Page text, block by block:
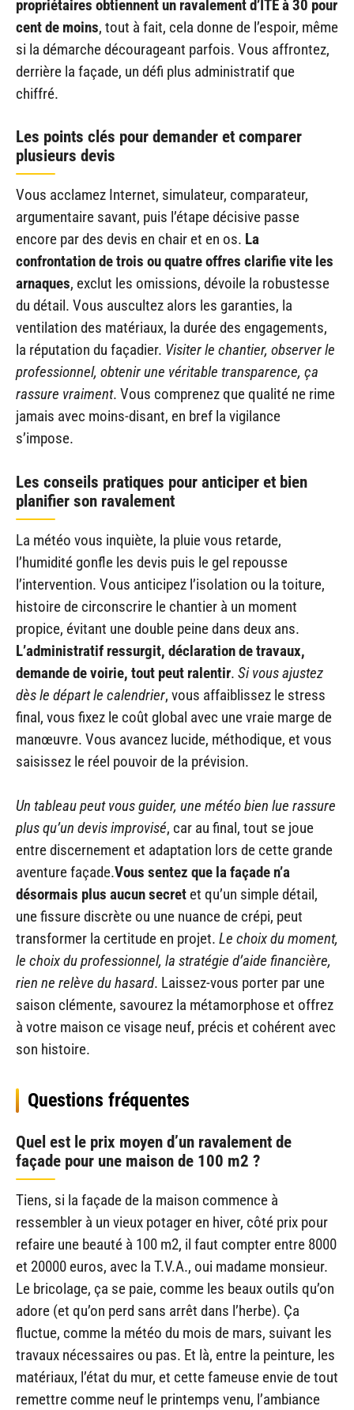
propriétaires obtiennent un ravalement d’ITE à 30 pour
cent de moins, tout à fait, cela donne de l’espoir, même
si la démarche décourageant parfois. Vous affrontez,
derrière la façade, un défi plus administratif que
chiffré.
Les points clés pour demander et comparer
plusieurs devis
Vous acclamez Internet, simulateur, comparateur,
argumentaire savant, puis l’étape décisive passe
encore par des devis en chair et en os. La
confrontation de trois ou quatre offres clarifie vite les
arnaques, exclut les omissions, dévoile la robustesse
du détail. Vous auscultez alors les garanties, la
ventilation des matériaux, la durée des engagements,
la réputation du façadier. Visiter le chantier, observer le
professionnel, obtenir une véritable transparence, ça
rassure vraiment. Vous comprenez que qualité ne rime
jamais avec moins-disant, en bref la vigilance
s’impose.
Les conseils pratiques pour anticiper et bien
planifier son ravalement
La météo vous inquiète, la pluie vous retarde,
l’humidité gonfle les devis puis le gel repousse
l’intervention. Vous anticipez l’isolation ou la toiture,
histoire de circonscrire le chantier à un moment
propice, évitant une double peine dans deux ans.
L’administratif ressurgit, déclaration de travaux,
demande de voirie, tout peut ralentir. Si vous ajustez
dès le départ le calendrier, vous affaiblissez le stress
final, vous fixez le coût global avec une vraie marge de
manœuvre. Vous avancez lucide, méthodique, et vous
saisissez le réel pouvoir de la prévision.
Un tableau peut vous guider, une météo bien lue rassure
plus qu’un devis improvisé, car au final, tout se joue
entre discernement et adaptation lors de cette grande
aventure façade.Vous sentez que la façade n’a
désormais plus aucun secret et qu’un simple détail,
une fissure discrète ou une nuance de crépi, peut
transformer la certitude en projet. Le choix du moment,
le choix du professionnel, la stratégie d’aide financière,
rien ne relève du hasard. Laissez-vous porter par une
saison clémente, savourez la métamorphose et offrez
à votre maison ce visage neuf, précis et cohérent avec
son histoire.
Questions fréquentes
Quel est le prix moyen d’un ravalement de
façade pour une maison de 100 m2 ?
Tiens, si la façade de la maison commence à
ressembler à un vieux potager en hiver, côté prix pour
refaire une beauté à 100 m2, il faut compter entre 8000
et 20000 euros, avec la T.V.A., oui madame monsieur.
Le bricolage, ça se paie, comme les beaux outils qu’on
adore (et qu’on perd sans arrêt dans l’herbe). Ça
fluctue, comme la météo du mois de mars, suivant les
travaux nécessaires ou pas. Et là, entre la peinture, les
matériaux, l’état du mur, et cette fameuse envie de tout
remettre comme neuf le printemps venu, l’ambiance